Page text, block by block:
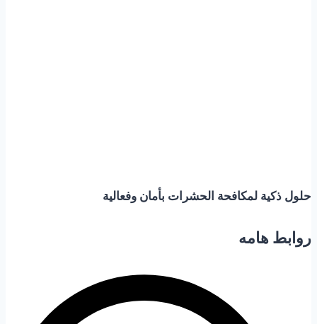
حلول ذكية لمكافحة الحشرات بأمان وفعالية
روابط هامه